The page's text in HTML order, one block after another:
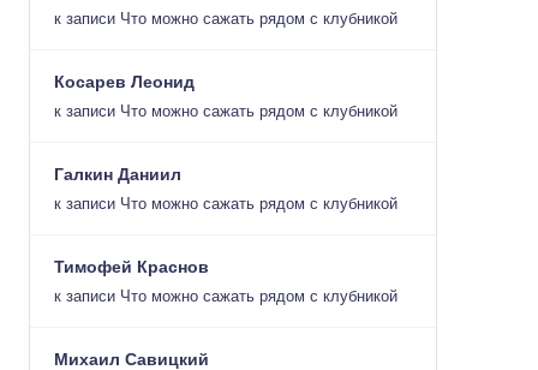
к записи Что можно сажать рядом с клубникой
Косарев Леонид
к записи Что можно сажать рядом с клубникой
Галкин Даниил
к записи Что можно сажать рядом с клубникой
Тимофей Краснов
к записи Что можно сажать рядом с клубникой
Михаил Савицкий